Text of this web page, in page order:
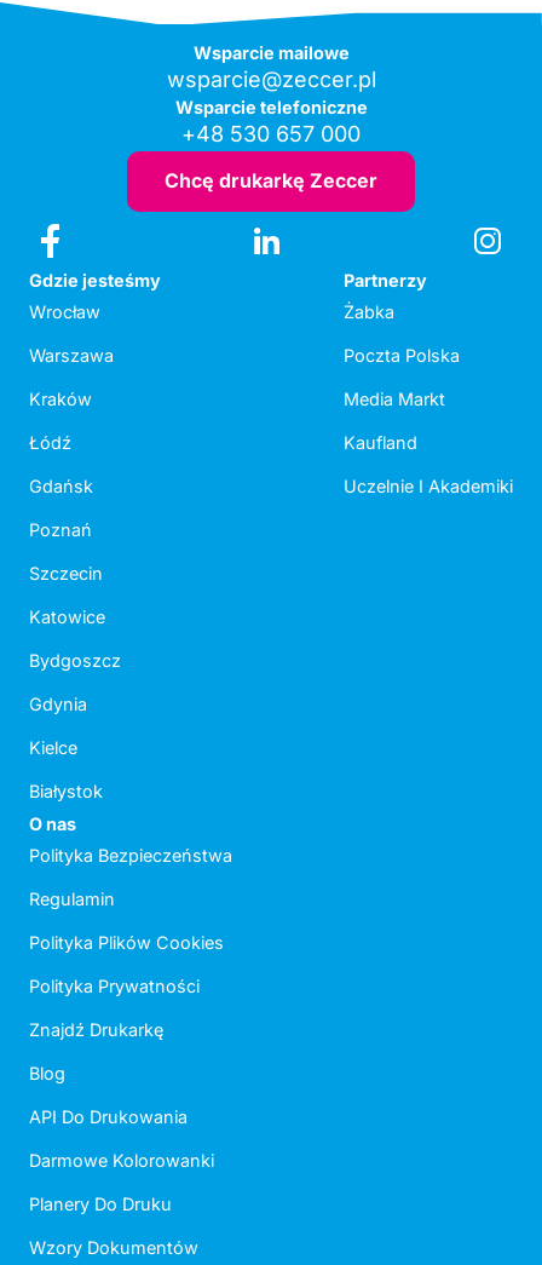
Wsparcie mailowe
wsparcie@zeccer.pl
Wsparcie telefoniczne
+48 530 657 000
Chcę drukarkę Zeccer
Gdzie jesteśmy
Wrocław
Warszawa
Kraków
Łódź
Gdańsk
Poznań
Szczecin
Katowice
Bydgoszcz
Gdynia
Kielce
Białystok
Partnerzy
Żabka
Poczta Polska
Media Markt
Kaufland
Uczelnie I Akademiki
O nas
Polityka Bezpieczeństwa
Regulamin
Polityka Plików Cookies
Polityka Prywatności
Znajdź Drukarkę
Blog
API Do Drukowania
Darmowe Kolorowanki
Planery Do Druku
Wzory Dokumentów